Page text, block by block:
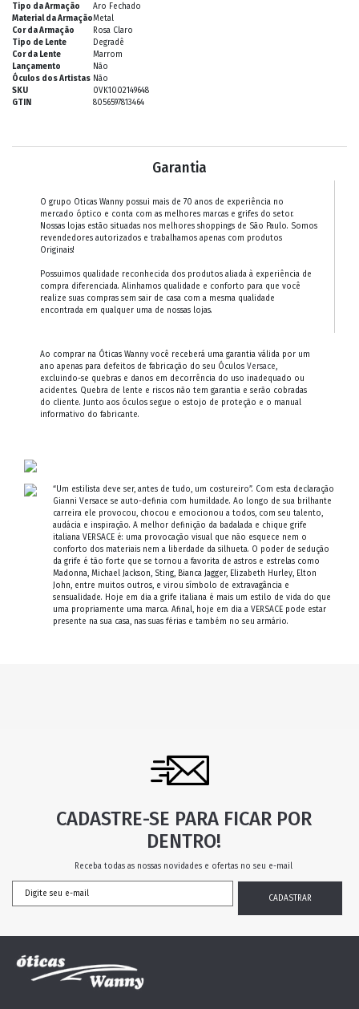
Tipo da Armação
Aro Fechado
Material da ArmaçãoMetal
Cor da Armação
Rosa Claro
Tipo de Lente
Degradê
Cor da Lente
Marrom
Lançamento
Não
Óculos dos Artistas Não
SKU
0VK1002149648
GTIN
8056597813464
Garantia
O grupo Oticas Wanny possui mais de 70 anos de experiência no
mercado óptico e conta com as melhores marcas e grifes do setor.
Nossas lojas estão situadas nos melhores shoppings de São Paulo. Somos
revendedores autorizados e trabalhamos apenas com produtos
Originais!
Possuimos qualidade reconhecida dos produtos aliada à experiência de
compra diferenciada. Alinhamos qualidade e conforto para que você
realize suas compras sem sair de casa com a mesma qualidade
encontrada em qualquer uma de nossas lojas.
Ao comprar na Óticas Wanny você receberá uma garantia válida por um
ano apenas para defeitos de fabricação do seu Óculos Versace,
excluindo-se quebras e danos em decorrência do uso inadequado ou
acidentes. Quebra de lente e riscos não tem garantia e serão cobradas
do cliente. Junto aos óculos segue o estojo de proteção e o manual
informativo do fabricante.
“Um estilista deve ser, antes de tudo, um costureiro”. Com esta declaração
Gianni Versace se auto-definia com humildade. Ao longo de sua brilhante
carreira ele provocou, chocou e emocionou a todos, com seu talento,
audácia e inspiração. A melhor definição da badalada e chique grife
italiana VERSACE é: uma provocação visual que não esquece nem o
conforto dos materiais nem a liberdade da silhueta. O poder de sedução
da grife é tão forte que se tornou a favorita de astros e estrelas como
Madonna, Michael Jackson, Sting, Bianca Jagger, Elizabeth Hurley, Elton
John, entre muitos outros, e virou símbolo de extravagância e
sensualidade. Hoje em dia a grife italiana é mais um estilo de vida do que
uma propriamente uma marca. Afinal, hoje em dia a VERSACE pode estar
presente na sua casa, nas suas férias e também no seu armário.
CADASTRE-SE PARA FICAR POR
DENTRO!
Receba todas as nossas novidades e ofertas no seu e-mail